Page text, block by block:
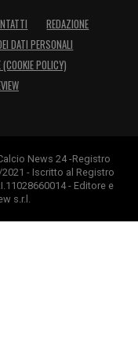
REDAZIONE
DATI PERSONALI
POLICY)
News 24 -Registro
- Iscritto al Registro
- Editore e
s.r.l.